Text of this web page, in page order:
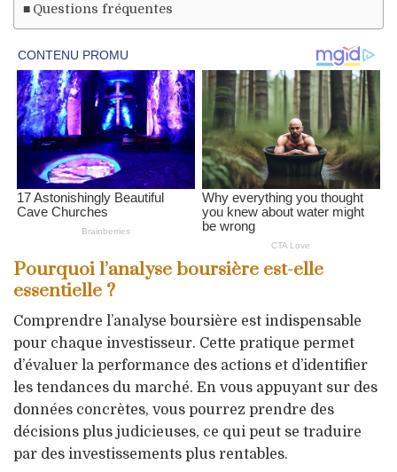
Questions fréquentes
Pourquoi l’analyse boursière est-elle
essentielle ?
Comprendre l’analyse boursière est indispensable
pour chaque investisseur. Cette pratique permet
d’évaluer la performance des actions et d’identifier
les tendances du marché. En vous appuyant sur des
données concrètes, vous pourrez prendre des
décisions plus judicieuses, ce qui peut se traduire
par des investissements plus rentables.